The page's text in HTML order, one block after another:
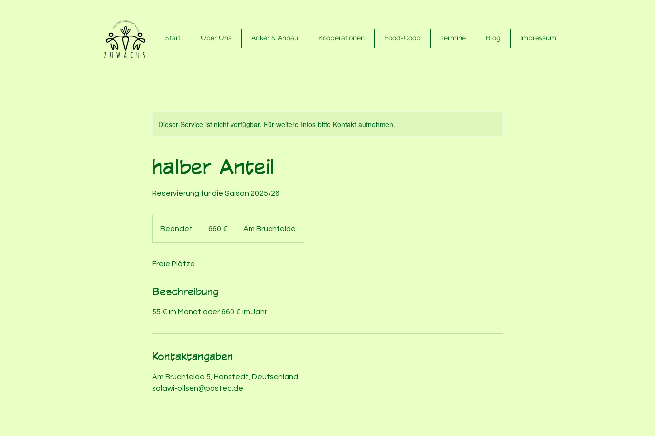
Start Über Uns Acker & Anbau Kooperationen Food-Coop Termine Blog Impressum
Dieser Service ist nicht verfügbar. Für weitere Infos bitte Kontakt aufnehmen.
halber Anteil
Reservierung für die Saison 2025/26
Beendet
n
e
660 € Am Bruchfelde
Freie Plätze
Beschreibung
55 € im Monat oder 660 € im Jahr
Kontaktangaben
Am Bruchfelde 5, Hanstedt, Deutschland
solawi-ollsen@posteo.de